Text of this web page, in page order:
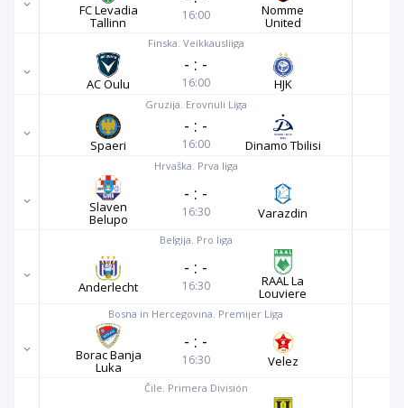
FC Levadia
Tallinn 16:00 Nomme
United
Finska. Veikkausliiga
AC Oulu
- : -
16:00 HJK
Gruzija. Erovnuli Liga
Spaeri
- : -
16:00 Dinamo Tbilisi
Hrvaška. Prva liga
Slaven
Belupo
- : -
16:30 Varazdin
Belgija. Pro liga
Anderlecht
- : -
16:30 RAAL La
Louviere
Bosna in Hercegovina. Premijer Liga
Borac Banja
Luka
- : -
16:30 Velez
Čile. Primera División